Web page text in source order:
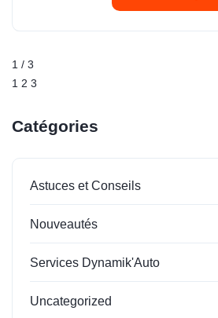
1 / 3
1 2 3
Catégories
Astuces et Conseils
Nouveautés
Services Dynamik'Auto
Uncategorized